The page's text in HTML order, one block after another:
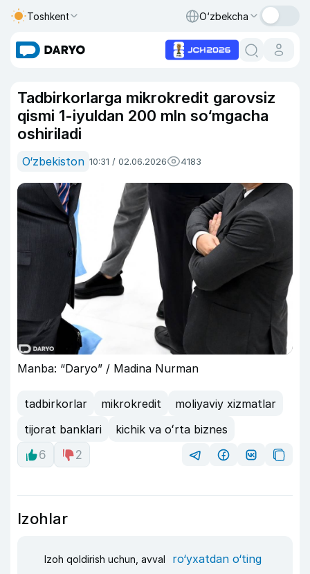
Toshkent O‘zbekcha
Tadbirkorlarga mikrokredit garovsiz
qismi 1-iyuldan 200 mln so‘mgacha
oshiriladi
O‘zbekiston 10:31 / 02.06.2026 4183
Manba: “Daryo” / Madina Nurman
tadbirkorlar mikrokredit
moliyaviy xizmatlar
tijorat banklari
kichik va oʻrta biznes
6
2
Izohlar
Izoh qoldirish uchun, avval ro‘yxatdan o‘ting